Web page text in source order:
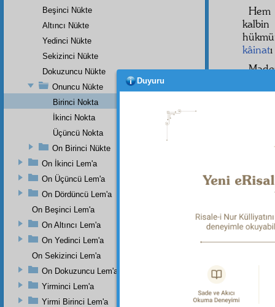
Hem
kâinat
âsâr
ihsânât
Beşinci Nükte
Altıncı Nükte
Yedinci Nükte
Sekizinci Nükte
Dokuzuncu Nükte
Onuncu Nükte
Birinci Nokta
İkinci Nokta
Üçüncü Nokta
On Birinci Nükte
On İkinci Lem'a
On Üçüncü Lem'a
On Dördüncü Lem'a
On Beşinci Lem'a
On Altıncı Lem'a
On Yedinci Lem'a
On Sekizinci Lem'a
On Dokuzuncu Lem'a
Yirminci Lem'a
Yirmi Birinci Lem'a
Duyuru